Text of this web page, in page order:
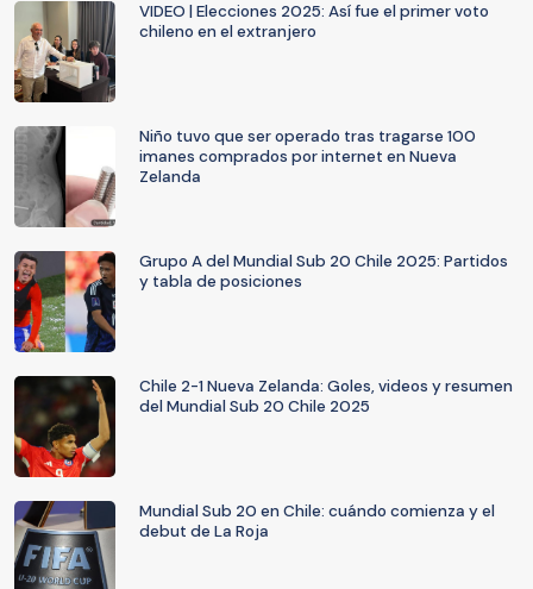
VIDEO | Elecciones 2025: Así fue el primer voto
chileno en el extranjero
Niño tuvo que ser operado tras tragarse 100
imanes comprados por internet en Nueva
Zelanda
Grupo A del Mundial Sub 20 Chile 2025: Partidos
y tabla de posiciones
Chile 2-1 Nueva Zelanda: Goles, videos y resumen
del Mundial Sub 20 Chile 2025
Mundial Sub 20 en Chile: cuándo comienza y el
debut de La Roja